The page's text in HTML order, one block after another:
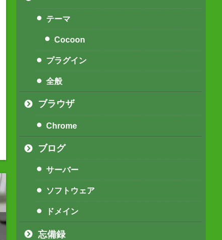
テーマ
Cocoon
プラグイン
全般
ブラウザ
Chrome
ブログ
サーバー
ソフトウェア
ドメイン
忘備録